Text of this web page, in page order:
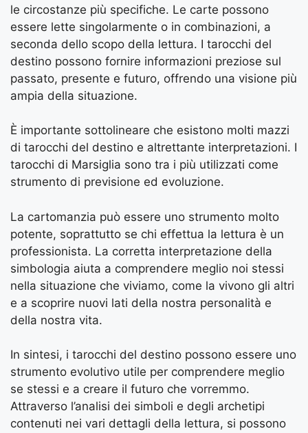
le circostanze più specifiche. Le carte possono
essere lette singolarmente o in combinazioni, a
seconda dello scopo della lettura. I tarocchi del
destino possono fornire informazioni preziose sul
passato, presente e futuro, offrendo una visione più
ampia della situazione.
È importante sottolineare che esistono molti mazzi
di tarocchi del destino e altrettante interpretazioni. I
tarocchi di Marsiglia sono tra i più utilizzati come
strumento di previsione ed evoluzione.
La cartomanzia può essere uno strumento molto
potente, soprattutto se chi effettua la lettura è un
professionista. La corretta interpretazione della
simbologia aiuta a comprendere meglio noi stessi
nella situazione che viviamo, come la vivono gli altri
e a scoprire nuovi lati della nostra personalità e
della nostra vita.
In sintesi, i tarocchi del destino possono essere uno
strumento evolutivo utile per comprendere meglio
se stessi e a creare il futuro che vorremmo.
Attraverso l’analisi dei simboli e degli archetipi
contenuti nei vari dettagli della lettura, si possono